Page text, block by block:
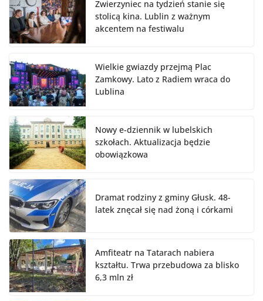
Zwierzyniec na tydzień stanie się
stolicą kina. Lublin z ważnym
akcentem na festiwalu
Wielkie gwiazdy przejmą Plac
Zamkowy. Lato z Radiem wraca do
Lublina
Nowy e-dziennik w lubelskich
szkołach. Aktualizacja będzie
obowiązkowa
Dramat rodziny z gminy Głusk. 48-
latek znęcał się nad żoną i córkami
Amfiteatr na Tatarach nabiera
kształtu. Trwa przebudowa za blisko
6,3 mln zł